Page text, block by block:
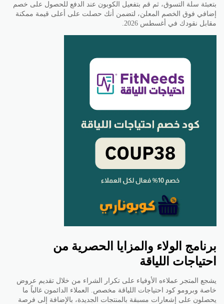
بتعبئة سلة التسوق، ثم قم بتفعيل الكوبون عند الدفع للحصول على خصم
إضافي فوق الخصم المعلن، لتضمن أنك حصلت على أعلى قيمة ممكنة
مقابل نقودك في أغسطس 2026.
برنامج الولاء والمزايا الحصرية من
احتياجات اللياقة
يشجع المتجر عملاءه الأوفياء على تكرار الشراء من خلال تقديم عروض
خاصة وبرومو كود احتياجات اللياقة مخصص. العملاء الدائمون غالباً ما
يحصلون على إشعارات مسبقة بالمنتجات الجديدة، بالإضافة إلى فرصة